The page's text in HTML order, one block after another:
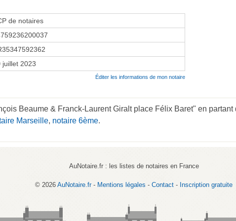
de notaires
juillet 2023
Éditer les informations de mon notaire
Beaume & Franck-Laurent Giralt place Félix Baret" en partant
Marseille, notaire 6ème.
AuNotaire.fr : les listes de notaires en France
© 2026 AuNotaire.fr - Mentions légales - Contact - Inscription gratuite